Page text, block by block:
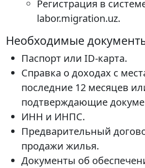
Регистрация в
labor.migration.uz.
Необходимые
Паспорт или ID-карта.
Справка о доходах с
последние 12 месяцев
подтверждающие
ИНН и ИНПС.
Предварительный
продажи жилья.
Документы об